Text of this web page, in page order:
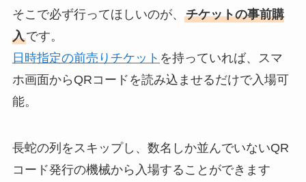
そこで必ず行ってほしいのが、 チケットの事前購
入です。
日時指定の前売りチケット を持っていれば、スマ
ホ画面からQRコードを読み込ませるだけで入場可
能。
長蛇の列をスキップし、数名しか並んでいないQR
コード発行の機械から入場することができます